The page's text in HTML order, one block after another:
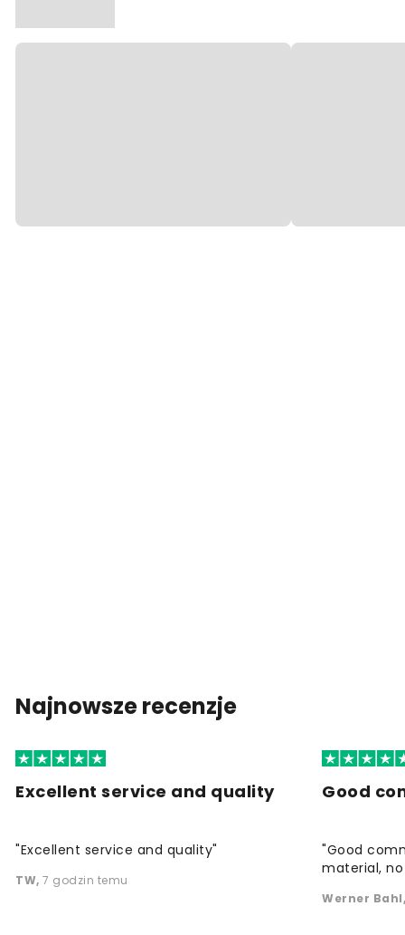
Najnowsze recenzje
Excellent service and quality
"Excellent service and quality"
TW, 7 godzin temu
Good
"Good
material,
Werner Bahl